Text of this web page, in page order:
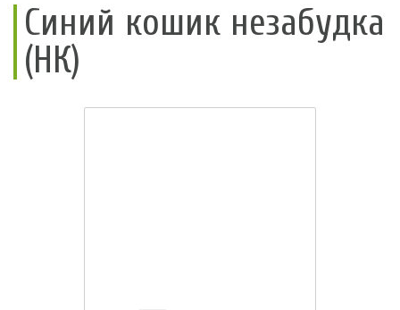
Синий кошик незабудка
(НК)